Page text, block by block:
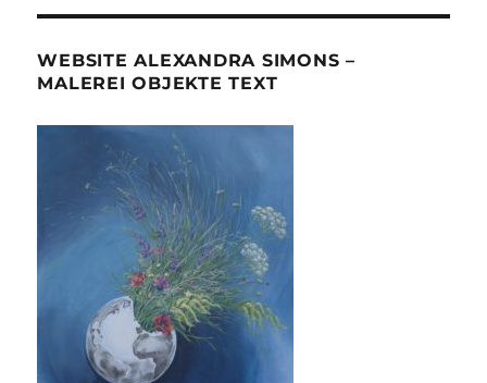
WEBSITE ALEXANDRA SIMONS –
MALEREI OBJEKTE TEXT